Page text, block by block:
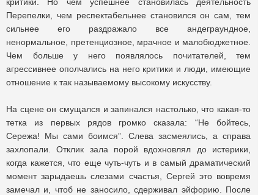
Перепелки, чем респектабельнее становился он сам, тем
сильнее его раздражало все андеграундное,
ненормальное, претенциозное, мрачное и малобюджетное.
Чем больше у него появлялось почитателей, тем
агрессивнее ополчались на него критики и люди, имеющие
отношение к так называемому высокому искусству.
На сцене он смущался и запинался настолько, что какая-то
тетка из первых рядов громко сказала: “Не бойтесь,
Сережа! Мы сами боимся”. Слева засмеялись, а справа
захлопали. Отклик зала порой вдохновлял до истерики,
когда кажется, что еще чуть-чуть и в самый драматический
момент зарыдаешь слезами счастья, Сергей это вовремя
замечал и, чтоб не заносило, сдерживал эйфорию. После